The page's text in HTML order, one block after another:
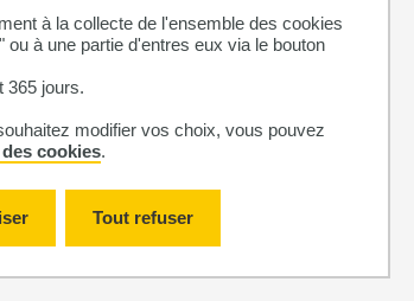
à la collecte de l'ensemble des cookies
ou à une partie d'entres eux via le bouton
365 jours.
modifier vos choix, vous pouvez
cookies.
Tout refuser